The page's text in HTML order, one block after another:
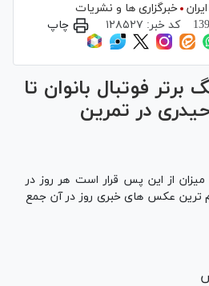
خبرگزاری ها و نشریات
کد خبر: ۱۲۸۵۲۷ چاپ
فوتبال بانوان تا
در تمرین
از این پس قرار است هر روز در
عکس های خبری روز در آن جمع